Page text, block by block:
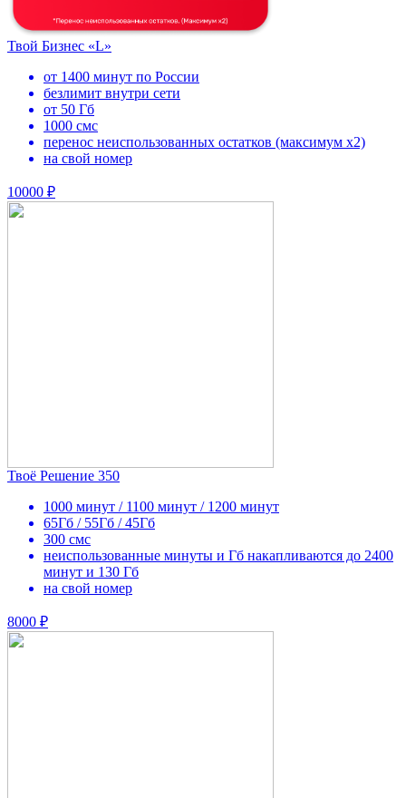
Твой Бизнес «L»
от 1400 минут по России
безлимит внутри сети
от 50 Гб
1000 смс
перенос неиспользованных остатков (максимум х2)
на свой номер
10000 ₽
Твоё Решение 350
1000 минут / 1100 минут / 1200 минут
65Гб / 55Гб / 45Гб
300 смс
неиспользованные минуты и Гб накапливаются до 2400
минут и 130 Гб
на свой номер
8000 ₽